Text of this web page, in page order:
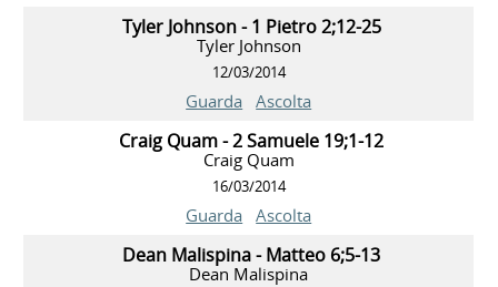
Tyler Johnson - 1 Pietro 2;12-25
Tyler Johnson
12/03/2014
Guarda Ascolta
Craig Quam - 2 Samuele 19;1-12
Craig Quam
16/03/2014
Guarda Ascolta
Dean Malispina - Matteo 6;5-13
Dean Malispina